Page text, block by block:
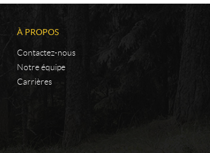
À PROPOS
Contactez-nous
Notre équipe
Carrières